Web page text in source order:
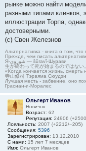
рынке можно найти
разными типами клинков,
иллюстрации Торпа,
достоверными.
(с) Свен Железнов
Альтернативка - книга о том,
Прежде, чем писать
Я-شوروی — šûravî-Шурави
生が終わって死が始まるのではない
«Когда кончается жизнь, смерть
寺山修司 Тэраяма Сюудзи
Лучшая месть - забвение, оно
Грасиан-и-Моралес
Ольгерт Иванов
Новичок
Возраст: 62
Репутация: 24906
Лояльность: 2007 (+2212/−205)
Сообщения: 5396
Зарегистрирован: 13.12.2010
С нами: 15 лет 7 месяцев
Имя: Ольгерт Иванов